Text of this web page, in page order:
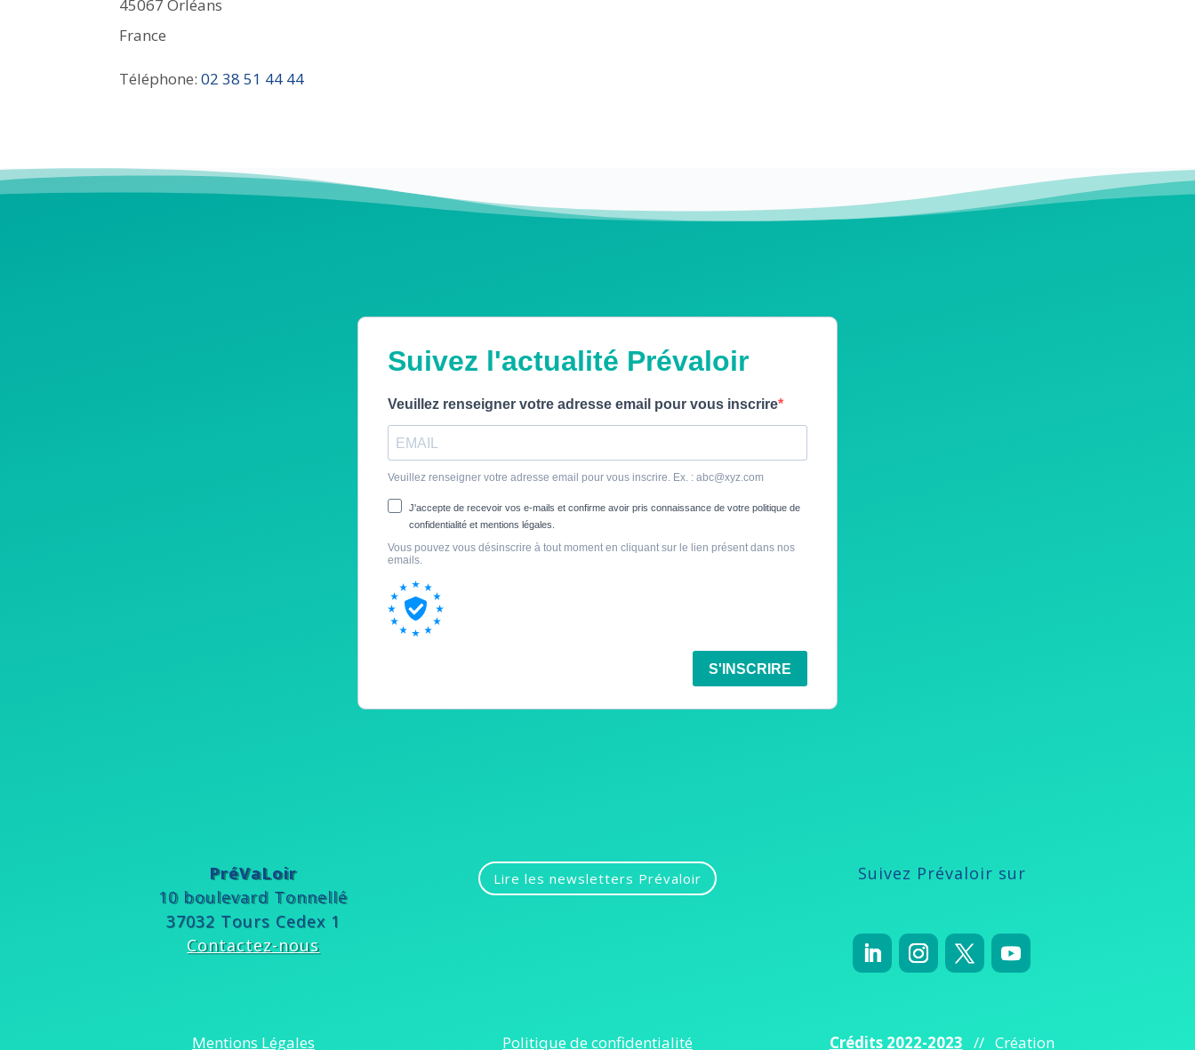
45067Orléans
France
Téléphone:02 38 51 44 44
PréVaLoir
10 boulevard Tonnellé
37032 Tours Cedex 1
Contactez-nous
Lire les newsletters Prévaloir Suivez Prévaloir sur
Mentions Légales Politique de confidentialité Crédits 2022-2023 // Création